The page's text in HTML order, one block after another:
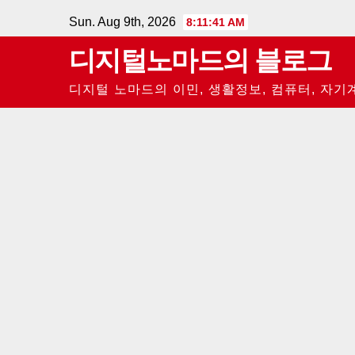
to
Sun. Aug 9th, 2026 8:11:41 AM
디지털노마드의 블로그
디지털 노마드의 이민, 생활정보, 컴퓨터, 자기